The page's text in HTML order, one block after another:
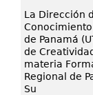
La Dirección
de Panamá
de
materia
Regional de
Su